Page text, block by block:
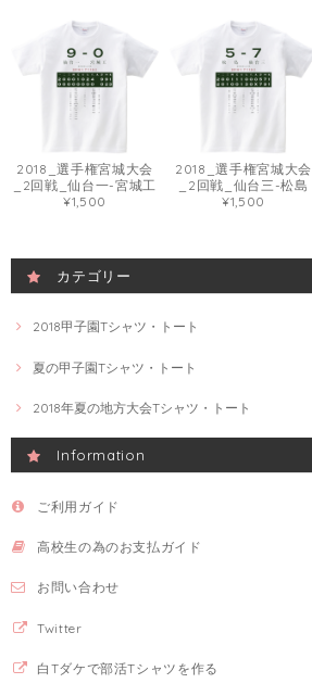
2018_選手権宮城大会
_2回戦_仙台一-宮城工
¥1,500
2018_選手権宮城大会
_2回戦_仙台三-松島
¥1,500
カテゴリー
2018甲子園Tシャツ・トート
夏の甲子園Tシャツ・トート
2018年夏の地方大会Tシャツ・トート
Information
ご利用ガイド
高校生の為のお支払ガイド
お問い合わせ
Twitter
白Tダケで部活Tシャツを作る